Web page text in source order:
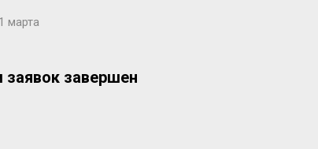
марта
заявок завершен